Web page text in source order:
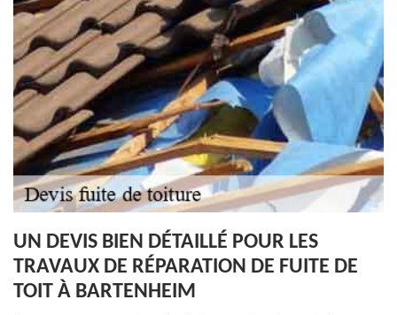
UN DEVIS BIEN DÉTAILLÉ POUR LES
TRAVAUX DE RÉPARATION DE FUITE DE
TOIT À BARTENHEIM